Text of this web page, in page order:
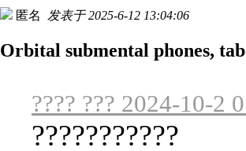
匿名 发表于 2025-6-12 13:04:06
Orbital submental phones,
???? ??? 2024-10-2
???????????